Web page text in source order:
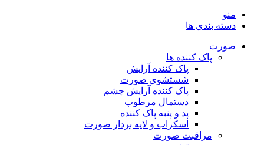
منو
دسته بندی ها
صورت
پاک کننده ها
پاک کننده آرایش
شستشوی صورت
پاک کننده آرایش چشم
دستمال مرطوب
پد و پنبه پاک کننده
اسکراب و لایه بردار صورت
مراقبت صورت